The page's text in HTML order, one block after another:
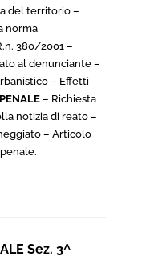
del territorio –
norma
380/2001 –
al denunciante –
– Effetti
– Richiesta
notizia di reato –
– Articolo
Sez. 3^